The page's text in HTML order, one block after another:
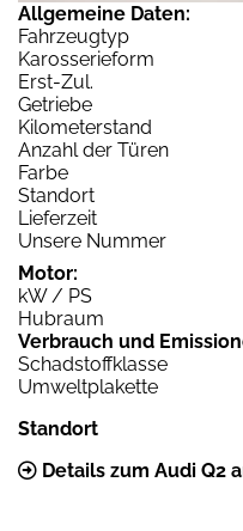
Allgemeine Daten:
Fahrzeugtyp
Karosserieform
Erst-Zul.
Getriebe
Kilometerstand
Anzahl der Türen
Farbe
Standort
Lieferzeit
Unsere Nummer
Motor:
kW / PS
Hubraum
Verbrauch und
Schadstoffklasse
Umweltplakette
Standort
Details zum Audi Q2